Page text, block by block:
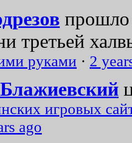
прошло
третьей
руками · 2
игровых
ago